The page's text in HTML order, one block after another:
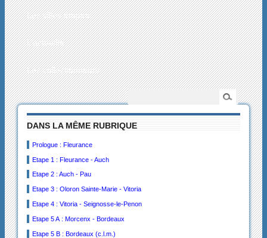
Les villes étapes
L’actualité
Les collectionneurs
DANS LA MÊME RUBRIQUE
Prologue : Fleurance
Etape 1 : Fleurance - Auch
Etape 2 : Auch - Pau
Etape 3 : Oloron Sainte-Marie - Vitoria
Etape 4 : Vitoria - Seignosse-le-Penon
Etape 5 A : Morcenx - Bordeaux
Etape 5 B : Bordeaux (c.l.m.)